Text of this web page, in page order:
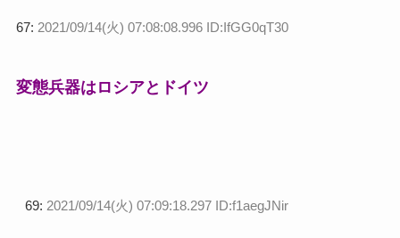
67: 2021/09/14(火) 07:08:08.996 ID:IfGG0qT30
変態兵器はロシアとドイツ
69: 2021/09/14(火) 07:09:18.297 ID:f1aegJNir